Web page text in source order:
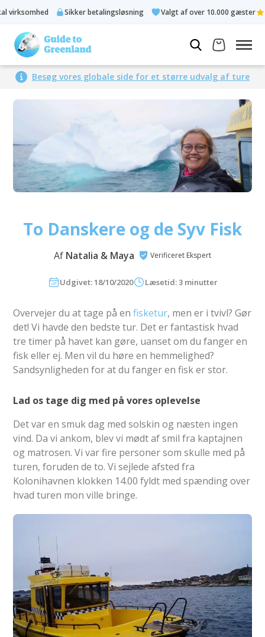
Sikker betalingsløsning Valgt af over 10.000 gæster
Besøg vores globale side for et større udvalg af ture
To Danskere og de Syv Fisk
Af Natalia & Maya Verificeret Ekspert
Udgivet: 18/10/2020 Læsetid: 3 minutter
Overvejer du at tage på enfisketur, men er i tvivl? Gør
det! Vi havde den bedste tur. Det er fantastisk hvad
tre timer på havet kan gøre, uanset om du fanger en
fisk eller ej. Men vil du høre en hemmelighed?
Sandsynligheden for at du fanger en fisk er stor.
Lad os tage dig med på vores oplevelse
Det var en smuk dag med solskin og næsten ingen
vind. Da vi ankom, blev vi mødt af smil fra kaptajnen
og matrosen. Vi var fire personer som skulle med på
turen, foruden de to. Vi sejlede afsted fra
Kolonihavnen klokken 14.00 fyldt med spænding over
hvad turen mon ville bringe.